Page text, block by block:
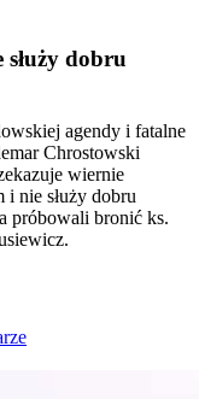
dobru
agendy i fatalne
Chrostowski
wiernie
i nie służy dobru
próbowali bronić ks.